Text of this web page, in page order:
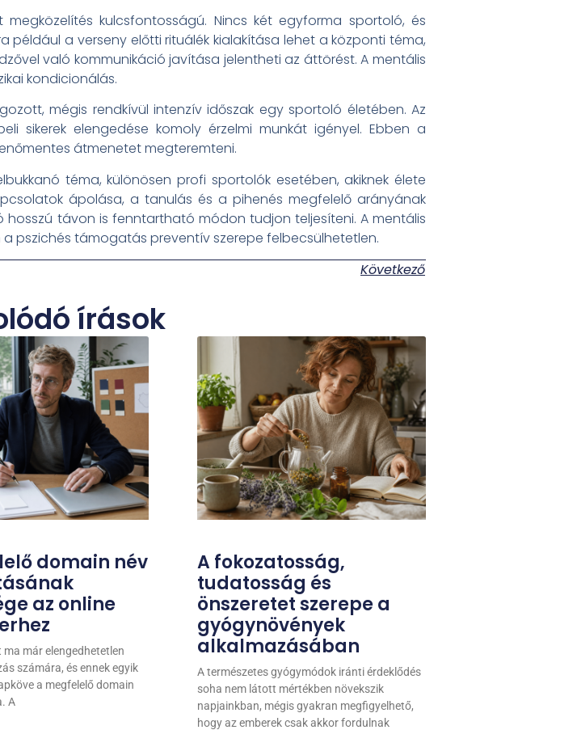
kulcsfontosságú. Nincs két egyforma sportoló, és
például a verseny előtti rituálék kialakítása lehet a központi téma,
való kommunikáció javítása jelentheti az áttörést. A mentális
kondicionálás.
mégis rendkívül intenzív időszak egy sportoló életében. Az
sikerek elengedése komoly érzelmi munkát igényel. Ebben a
átmenetet megteremteni.
téma, különösen profi sportolók esetében, akiknek élete
ápolása, a tanulás és a pihenés megfelelő arányának
távon is fenntartható módon tudjon teljesíteni. A mentális
pszichés támogatás preventív szerepe felbecsülhetetlen.
Következő
írások
domain név
az online
ma már elengedhetetlen
számára, és ennek egyik
a megfelelő domain
A
A fokozatosság,
tudatosság és
önszeretet szerepe a
gyógynövények
alkalmazásában
A természetes gyógymódok iránti érdeklődés
soha nem látott mértékben növekszik
napjainkban, mégis gyakran megfigyelhető,
hogy az emberek csak akkor fordulnak